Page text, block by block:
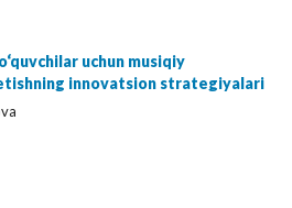
uchun musiqiy
innovatsion strategiyalari